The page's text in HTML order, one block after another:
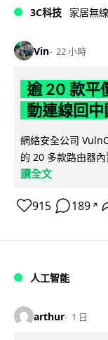
3C科技 家居無線
Vin 22 小時
逾 20 款平
動連線回
網絡安全公司
的 20 多款路由器
讀全文
915 189 ↗
人工智能
arthur 1 日